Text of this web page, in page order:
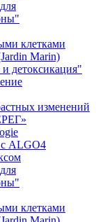
клетками
Marin)
детоксикация"
изменений
ALGO4
клетками